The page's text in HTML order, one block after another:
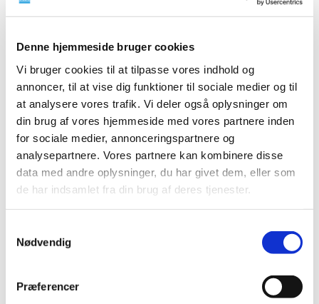
Denne hjemmeside bruger cookies
Vi bruger cookies til at tilpasse vores indhold og
annoncer, til at vise dig funktioner til sociale medier og til
at analysere vores trafik. Vi deler også oplysninger om
din brug af vores hjemmeside med vores partnere inden
for sociale medier, annonceringspartnere og
analysepartnere. Vores partnere kan kombinere disse
data med andre oplysninger, du har givet dem, eller som
de har indsamlet fra din brug af deres tjenester.
Nødvendig
Præferencer
udsat til 2018.
Seks bidrag til revurdering af tilskudsstatus for
medicin mod ADHD
|8. januar 2016 |
Medicintilskudsnævnet har modtaget en række bidrag fra
interessenter til sine drøftelser af tilskudsstatus for…
Repatha® får ikke generelt klausuleret tilskud
| 7. januar 2016
Lægemiddelstyrelsen har besluttet, at Repatha ikke skal
Praluent® får ikke generelt klausuleret tilskud
Lægemiddelstyrelsen har besluttet, at Praluent ikke skal